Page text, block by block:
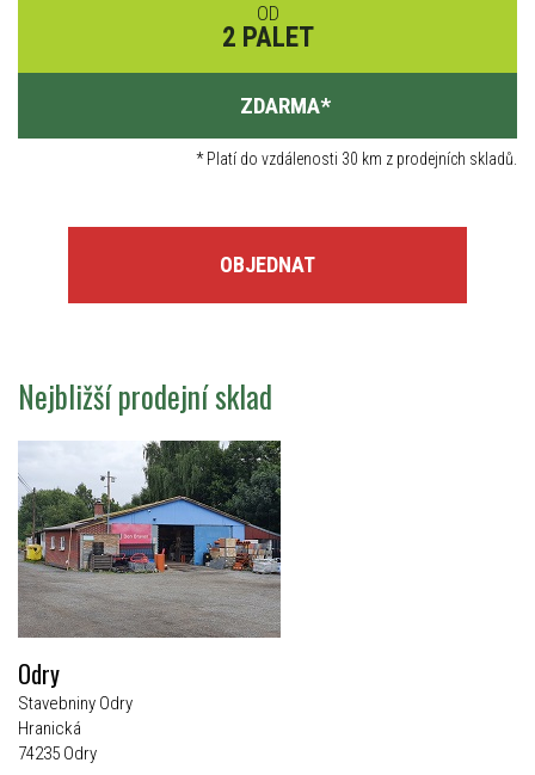
OD
2 PALET
ZDARMA*
*Platí do vzdálenosti 30 km z prodejních skladů.
OBJEDNAT
Nejbližší prodejní sklad
Odry
Stavebniny Odry
Hranická
74235 Odry